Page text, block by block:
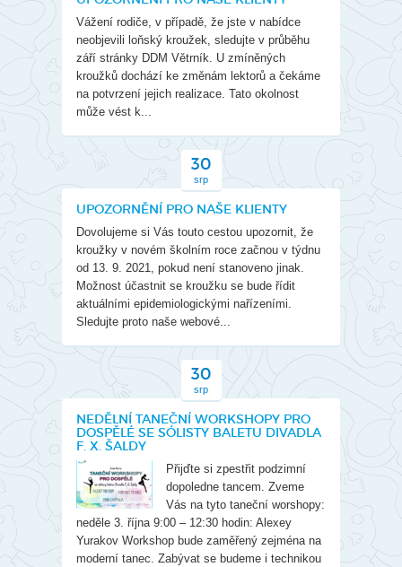
Vážení rodiče, v případě, že jste v nabídce
neobjevili loňský kroužek, sledujte v průběhu
září stránky DDM Větrník. U zmíněných
kroužků dochází ke změnám lektorů a čekáme
na potvrzení jejich realizace. Tato okolnost
může vést k...
30
srp
UPOZORNĚNÍ PRO NAŠE KLIENTY
Dovolujeme si Vás touto cestou upozornit, že
kroužky v novém školním roce začnou v týdnu
od 13. 9. 2021, pokud není stanoveno jinak.
Možnost účastnit se kroužku se bude řídit
aktuálními epidemiologickými nařízeními.
Sledujte proto naše webové...
30
srp
NEDĚLNÍ TANEČNÍ WORKSHOPY PRO
DOSPĚLÉ SE SÓLISTY BALETU DIVADLA
F. X. ŠALDY
Přijďte si zpestřit podzimní
dopoledne tancem. Zveme
Vás na tyto taneční worshopy:
neděle 3. října 9:00 – 12:30 hodin: Alexey
Yurakov Workshop bude zaměřený zejména na
moderní tanec. Zabývat se budeme i technikou